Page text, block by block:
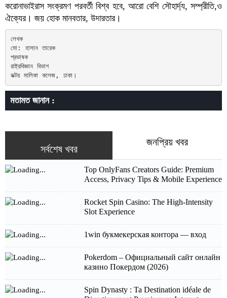
করোনাভাইরাস সংক্রমণ পরবর্তী বিশ্ব হবে, আরো বেশি সৌহার্দ্য, সম্প্রীতি,ও
ঐক্যের। জয় হোক মানবতার, উদারতার।
লেখক
মো: হাসান তারেক
প্রভাষক
রাষ্ট্রবিজ্ঞান বিভাগ
ডক্টর মালিকা কলেজ, ঢাকা।
মতামত জানান :
সর্বশেষ খবর
জনপ্রিয় খবর
Top OnlyFans Creators Guide: Premium
Access, Privacy Tips & Mobile Experience
Rocket Spin Casino: The High‑Intensity
Slot Experience
1win букмекерская контора — вход
Pokerdom – Официальный сайт онлайн
казино Покердом (2026)
Spin Dynasty : Ta Destination idéale de